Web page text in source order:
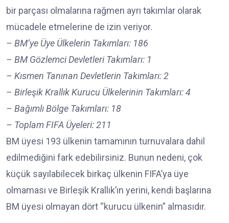
bir parçası olmalarına rağmen ayrı takımlar olarak
mücadele etmelerine de izin veriyor.
– BM’ye Üye Ülkelerin Takımları: 186
– BM Gözlemci Devletleri Takımları: 1
– Kısmen Tanınan Devletlerin Takımları: 2
– Birleşik Krallık Kurucu Ülkelerinin Takımları: 4
– Bağımlı Bölge Takımları: 18
– Toplam FIFA Üyeleri: 211
BM üyesi 193 ülkenin tamamının turnuvalara dahil
edilmediğini fark edebilirsiniz. Bunun nedeni, çok
küçük sayılabilecek birkaç ülkenin FIFA’ya üye
olmaması ve Birleşik Krallık’ın yerini, kendi başlarına
BM üyesi olmayan dört “kurucu ülkenin” almasıdır.